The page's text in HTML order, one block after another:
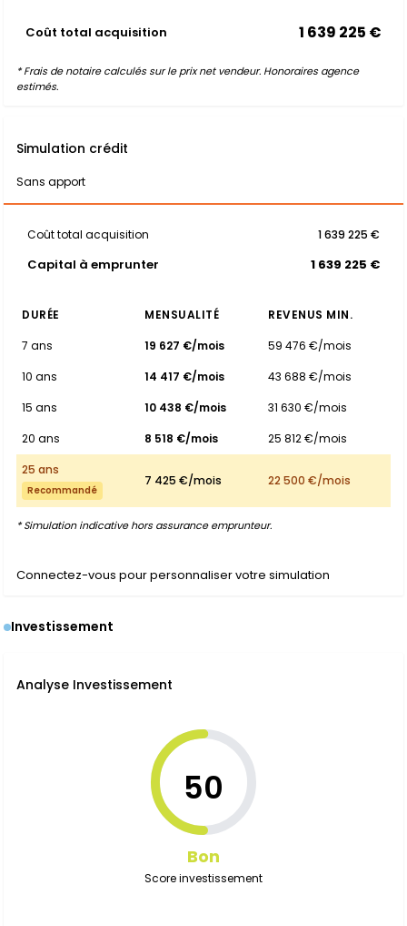
Coût total acquisition 1 639 225 €
* Frais de notaire calculés sur le prix net vendeur. Honoraires agence
estimés.
Simulation crédit
Sans apport
Coût total acquisition 1 639 225 €
Capital à emprunter 1 639 225 €
DURÉE MENSUALITÉ
REVENUS MIN.
7 ans
19 627 €/mois
59 476 €/mois
10 ans
14 417 €/mois
43 688 €/mois
15 ans
10 438 €/mois
31 630 €/mois
20 ans
8 518 €/mois
25 812 €/mois
25 ans
Recommandé
7 425 €/mois 22 500 €/mois
* Simulation indicative hors assurance emprunteur.
Connectez-vous pour personnaliser votre simulation
Investissement
Analyse Investissement
50
Bon
Score investissement